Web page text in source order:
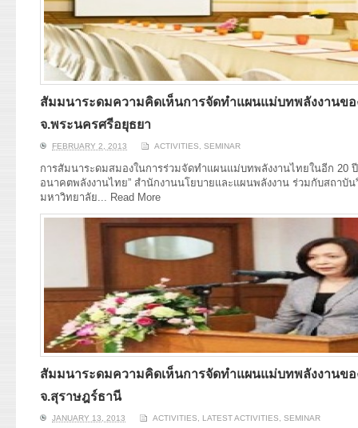
สัมมนาระดมความคิดเห็นการจัดทำแผนแม่บทพลังงานขอ
จ.พระนครศรีอยุธยา
FEBRUARY 2, 2013 ACTIVITIES, SEMINAR
การสัมนาระดมสมองในการร่วมจัดทำแผนแม่บทพลังงานไทยในอีก 20 ปี
อนาคตพลังงานไทย” สำนักงานนโยบายและแผนพลังงาน ร่วมกับสถาบั
มหาวิทยาลัย... Read More
สัมมนาระดมความคิดเห็นการจัดทำแผนแม่บทพลังงานขอ
จ.สุราษฎร์ธานี
JANUARY 13, 2013 ACTIVITIES LATEST ACTIVITIES SEMINAR